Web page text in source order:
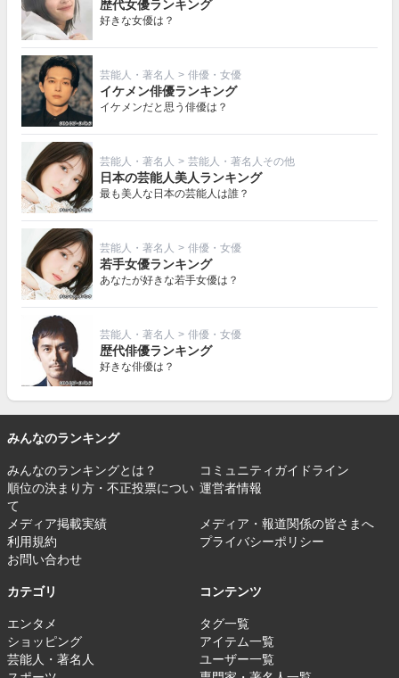
歴代女優ランキング
好きな女優は？
芸能人・著名人 > 俳優・女優
イケメン俳優ランキング
イケメンだと思う俳優は？
芸能人・著名人 > 芸能人・著名人その他
日本の芸能人美人ランキング
最も美人な日本の芸能人は誰？
芸能人・著名人 > 俳優・女優
若手女優ランキング
あなたが好きな若手女優は？
芸能人・著名人 > 俳優・女優
歴代俳優ランキング
好きな俳優は？
みんなのランキング
みんなのランキングとは？
コミュニティガイドライン
順位の決まり方・不正投票につい
て
運営者情報
メディア掲載実績
メディア・報道関係の皆さまへ
利用規約
プライバシーポリシー
お問い合わせ
カテゴリ
エンタメ
ショッピング
芸能人・著名人
コンテンツ
タグ一覧
アイテム一覧
ユーザー一覧